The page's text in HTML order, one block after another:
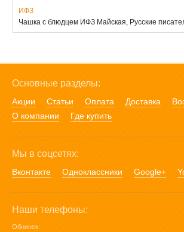
ИФЗ
Чашка с блюдцем ИФЗ Майская, Русские
Основные разделы:
Акции Статьи Оплата Доставка
О компании
Где купить
Мы в соцсетях:
Вконтакте Одноклассники Google+
Наши телефоны:
Обнинск: